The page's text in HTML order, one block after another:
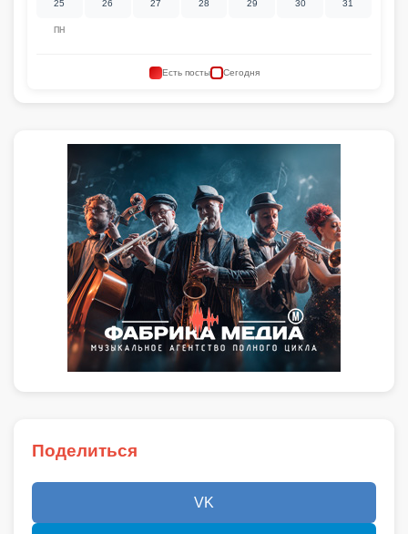
ПН
25 26 27 28 29 30 31
Есть посты Сегодня
Поделиться
VK